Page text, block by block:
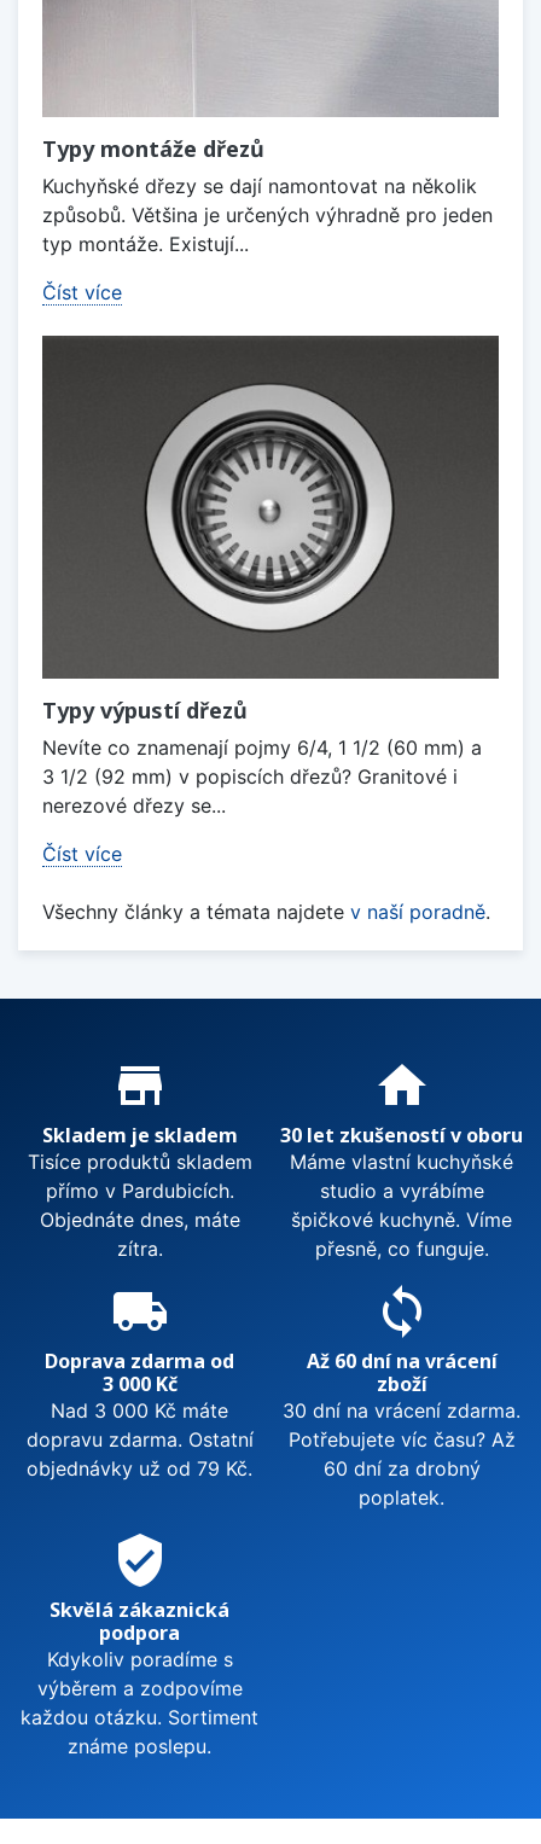
Typy montáže dřezů
Kuchyňské dřezy se dají namontovat na několik
způsobů. Většina je určených výhradně pro jeden
typ montáže. Existují...
Číst více
Typy výpustí dřezů
Nevíte co znamenají pojmy 6/4, 1 1/2 (60 mm) a
3 1/2 (92 mm) v popiscích dřezů? Granitové i
nerezové dřezy se...
Číst více
Všechny články a témata najdete v naší poradně.
Proč nakupovat u nás?
store_mall_directory
Skladem je skladem
Tisíce produktů skladem
přímo v Pardubicích.
Objednáte dnes, máte
zítra.
home
30 let zkušeností v oboru
Máme vlastní kuchyňské
studio a vyrábíme
špičkové kuchyně. Víme
přesně, co funguje.
local_shipping
Doprava zdarma od
3 000 Kč
Nad 3 000 Kč máte
dopravu zdarma. Ostatní
objednávky už od 79 Kč.
sync
Až 60 dní na vrácení
zboží
30 dní na vrácení zdarma.
Potřebujete víc času? Až
60 dní za drobný
poplatek.
verified_user
Skvělá zákaznická
podpora
Kdykoliv poradíme s
výběrem a zodpovíme
každou otázku. Sortiment
známe poslepu.